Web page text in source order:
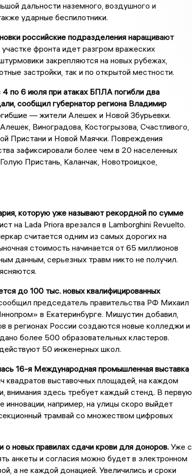
дальности наземного, воздушного и
ударные беспилотники.
российские подразделения наращивают
фронта идет разгром вражеских
закрепляются на новых рубежах,
застройки, так и по открытой местности.
по 6 июля при атаках БПЛА погибли два
сообщил губернатор региона Владимир
— жители Алешек и Новой Збурьевки.
Виноградова, Костогрызова, Счастливого,
Пристани и Новой Маячки. Повреждения
зафиксировали более чем в 20 населенных
Пристань, Каланчак, Новотроицкое,
которую уже называют рекордной по сумме
на Lada Priora врезался в Lamborghini Revuelto.
считается одним из самых дорогих на
стоимость начинается от 65 миллионов
данным, серьезных травм никто не получил.
до 100 тыс. новых квалифицированных
председатель правительства РФ Михаил
в Екатеринбурге. Мишустин добавил,
в регионах России создаются новые колледжи и
более 500 образовательных кластеров.
50 инженерных школ.
16-я Международная промышленная выставка
квадратов выставочных площадей, на каждом
внимания здесь требует каждый стенд. В первую
инновации, например, на улицы скоро выйдет
трамвай со множеством цифровых
новых правилах сдачи крови для доноров.Уже с
анкеты и согласия можно будет в электронном
а не каждой донацией. Увеличились и сроки